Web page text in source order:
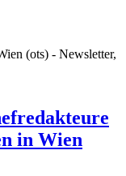
(ots) - Newsletter,
in Wien